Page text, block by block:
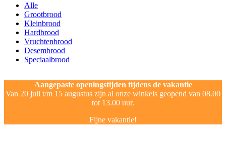
Alle
Grootbrood
Kleinbrood
Hardbrood
Vruchtenbrood
Desembrood
Speciaalbrood
Aangepaste openingstijden tijdens de vakantie
Van 20 juli t/m 15 augustus zijn al onze winkels geopend van 08.00
tot 13.00 uur.
Fijne vakantie!